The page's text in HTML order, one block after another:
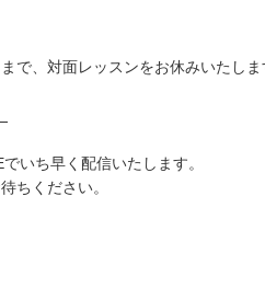
で、対面レッスンをお休みいたしま
いち早く配信いたします。
ちください。